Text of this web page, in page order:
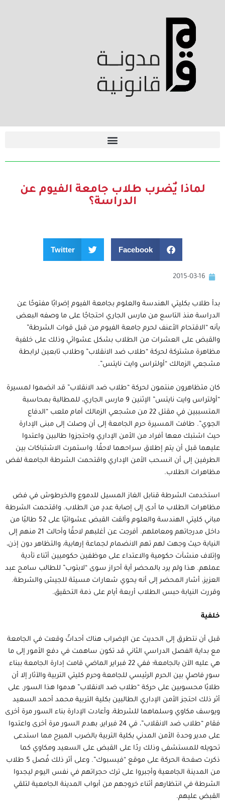
لماذا يٌضرب طلاب جامعة الفيوم عن
الدراسة؟
Facebook
Twitter
2015-03-16
بدأ طلاب بكليتي الهندسة والعلوم بجامعة الفيوم إضرابًا مفتوحًا عن
الدراسة منذ التاسع من مارس الجاري احتجاجًا على ما وصفه البعض
بأنه “الاقتحام الأعنف لحرم جامعة الفيوم من قبل قوات الشرطة”
والقبض على العشرات من الطلاب بشكل عشوائي وذلك على خلفية
مظاهرة مشتركة لحركة “طلاب ضد الانقلاب” وطلاب تابعين لرابطة
مشجعي الزمالك “أولتراس وايت نايتس”.
كان متظاهرون منتمون لحركة “طلاب ضد الانقلاب” قد انضموا لمسيرة
“أولتراس وايت نايتس” الإثنين 9 مارس الجاري، للمطالبة بمحاسبة
المتسببين في مقتل 22 من مشجعي الزمالك أمام ملعب “الدفاع
الجوي”. طافت المسيرة حرم الجامعة إلى أن وصلت إلى مبنى الإدارة
حيث اشتبك معها أفراد من الأمن الإداري واحتجزوا طالبين واعتدوا
عليهما قبل أن يتم إطلاق سراحهما لاحقًا. واستمرت الاشتباكات بين
الطرفين إلى أن انسحب الأمن الإداري واقتحمت الشرطة الجامعة لفض
مظاهرات الطلاب.
استخدمت الشرطة قنابل الغاز المسيل للدموع والخرطوش في فض
مظاهرات الطلاب ما أدى إلى إصابة عددٍ من الطلاب. واقتحمت الشرطة
مباني كليتي الهندسة والعلوم وألقت القبض عشوائيًا على 52 طالبًا من
داخل مدرجاتهم ومعاملهم. أفرجت عن أغلبهم لاحقًا وأحالت 21 منهم إلى
النيابة حيث وجهت لهم تهم الانضمام لجماعة إرهابية، والتظاهر دون إذن،
وإتلاف منشآت حكومية والاعتداء على موظفين حكوميين أثناء تأدية
عملهم. هذا ولم يرد بالمحضر أية أحراز سوى “لابتوب” للطالب سامح عبد
العزيز، أشار المحضر إلى أنه يحوي شعارات مسيئة للجيش والشرطة.
وقررت النيابة حبس الطلاب أربعة أيام على ذمة التحقيق.
خلفية
قبل أن نتطرق إلى الحديث عن الإضراب هناك أحداثٌ وقعت في الجامعة
مع بداية الفصل الدراسي الثاني قد تكون ساهمت في دفع الأمور إلى ما
هي عليه الآن بالجامعة؛ ففي 22 فبراير الماضي قامت إدارة الجامعة ببناء
سورٍ فاصلٍ بين الحرم الرئيسي للجامعة وحرم كليتي التربية والآثار إلا أن
طلابًا محسوبين على حركة “طلاب ضد الانقلاب” هدموا هذا السور. على
أثر ذلك احتجز الأمن الإداري الطالبين بكلية التربية محمد أحمد السعيد
ويوسف مكاوي وسلماهما للشرطة، وأعادت الإدارة بناء السور مرة أخرى
فقام “طلاب ضد الانقلاب”، في 24 فبراير، بهدم السور مرة أخرى واعتدوا
على مدير وحدة الأمن المدني بكلية التربية بالضرب المبرح مما استدعى
تحويله للمستشفى وذلك ردًا على القبض على السعيد ومكاوي كما
ذكرت صفحة الحركة على موقع “فيسبوك”. وعلى أثر ذلك فُصل 5 طلاب
من المدينة الجامعية وأجبروا على ترك حجراتهم في نفس اليوم ليجدوا
الشرطة في انتظارهم أثناء خروجهم من أبواب المدينة الجامعية لتلقي
القبض عليهم.